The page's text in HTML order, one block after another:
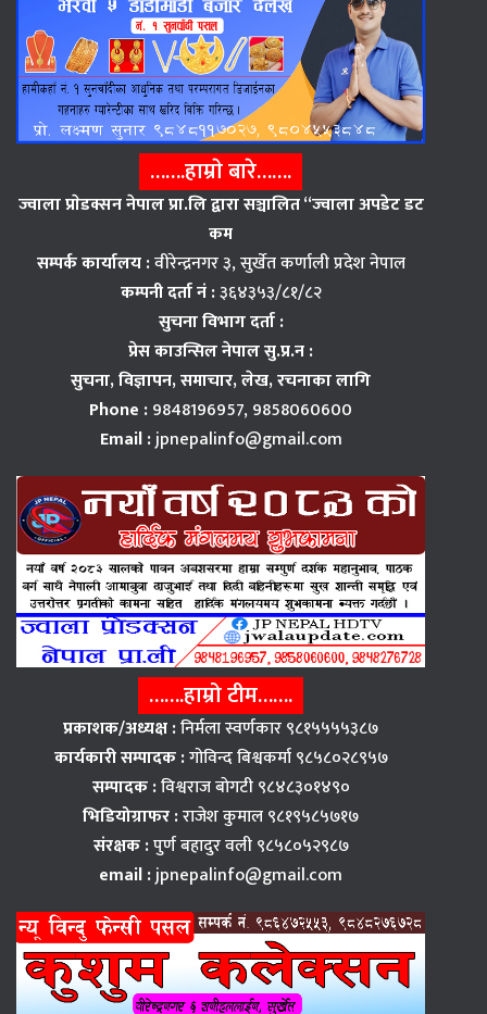
…….हाम्राे बारे…….
ज्वाला प्राेडक्सन नेपाल प्रा.लि द्वारा सञ्चालित “ज्वाला अपडेट डट
कम
सम्पर्क कार्यालय :वीरेन्द्रनगर ३, सुर्खेत कर्णाली प्रदेश नेपाल
कम्पनी दर्ता नं :३६४३५३/८१/८२
सुचना विभाग दर्ता :
प्रेस काउन्सिल नेपाल सु.प्र.न :
सुचना, विज्ञापन,समाचार, लेख, रचनाका लागि
Phone :9848196957, 9858060600
Email :jpnepalinfo@gmail.com
…….हाम्रो टीम…….
प्रकाशक/अध्यक्ष :निर्मला स्वर्णकार ९८१५५५५३८७
कार्यकारी सम्पादक :गोविन्द बिश्वकर्मा ९८५८०२८९५७
सम्पादक :विश्वराज बाेगटी ९८४८३०१४९०
भिडियोग्राफर :राजेश कुमाल ९८१९५८५७१७
संरक्षक :पुर्ण बहादुर वली ९८५८०५२९८७
email :jpnepalinfo@gmail.com